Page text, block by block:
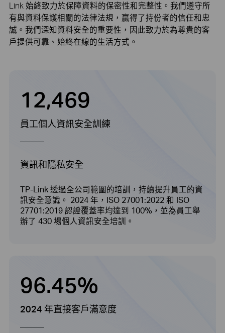
Link 始終致力於保障資料的保密性和完整性。我們遵守所
有與資料保護相關的法律法規，贏得了持份者的信任和忠
誠。我們深知資料安全的重要性，因此致力於為尊貴的客
戶提供可靠、始終在線的生活方式。
12,469
員工個人資訊安全訓練
資訊和隱私安全
TP-Link 透過全公司範圍的培訓，持續提升員工的資
訊安全意識。 2024 年，ISO 27001:2022 和 ISO
27701:2019 認證覆蓋率均達到 100%，並為員工舉
辦了 430 場個人資訊安全培訓。
96.45%
2024 年直接客戶滿意度